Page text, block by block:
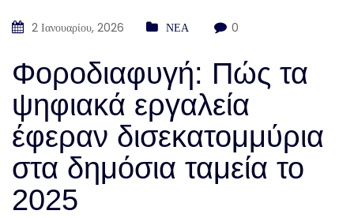
2 Ιανουαρίου, 2026 ΝΕΑ 0
Φοροδιαφυγή: Πώς τα
ψηφιακά εργαλεία
έφεραν δισεκατομμύρια
στα δημόσια ταμεία το
2025